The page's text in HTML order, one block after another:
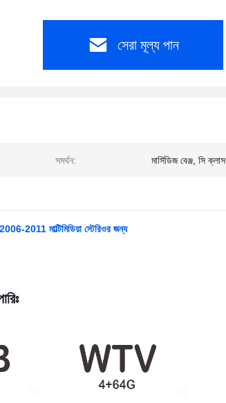
সেরা মূল্য পান
সমর্থন: মার্সিডিজ বেঞ্জ, সি ক্লাস
2011 মাল্টিমিডিয়া স্টেরিওর জন্য